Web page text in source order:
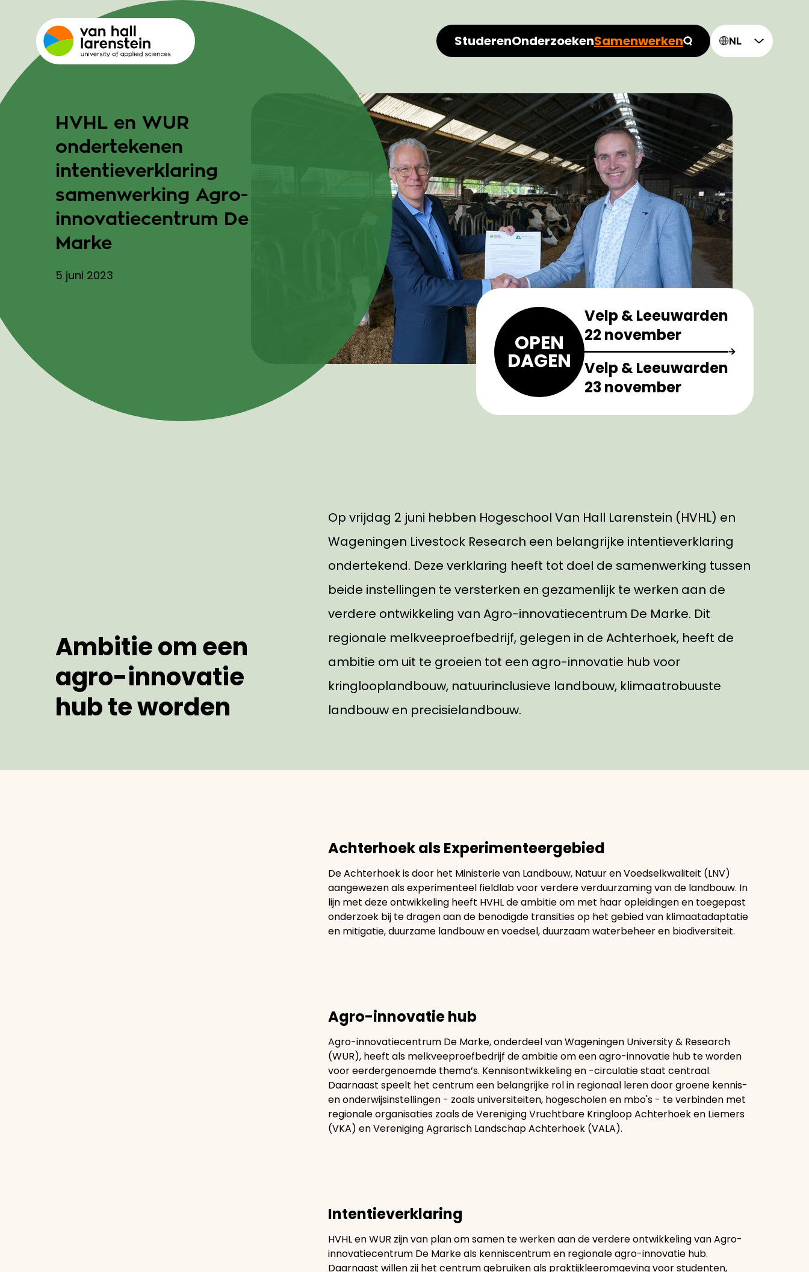
StuderenOnderzoekenSamenwerken NL
HVHL en WUR
ondertekenen
intentieverklaring
samenwerking Agro-
innovatiecentrum De
Marke
5 juni 2023
OPEN
DAGEN
Velp & Leeuwarden
22 november
Velp & Leeuwarden
23 november
Ambitie om een
agro-innovatie
hub te worden
Op vrijdag 2 juni hebben Hogeschool Van Hall Larenstein (HVHL) en
Wageningen Livestock Research een belangrijke intentieverklaring
ondertekend. Deze verklaring heeft tot doel de samenwerking tussen
beide instellingen te versterken en gezamenlijk te werken aan de
verdere ontwikkeling van Agro-innovatiecentrum De Marke. Dit
regionale melkveeproefbedrijf, gelegen in de Achterhoek, heeft de
ambitie om uit te groeien tot een agro-innovatie hub voor
kringlooplandbouw, natuurinclusieve landbouw, klimaatrobuuste
landbouw en precisielandbouw.
Achterhoek als Experimenteergebied
De Achterhoek is door het Ministerie van Landbouw, Natuur en Voedselkwaliteit (LNV)
aangewezen als experimenteel fieldlab voor verdere verduurzaming van de landbouw. In
lijn met deze ontwikkeling heeft HVHL de ambitie om met haar opleidingen en toegepast
onderzoek bij te dragen aan de benodigde transities op het gebied van klimaatadaptatie
en mitigatie, duurzame landbouw en voedsel, duurzaam waterbeheer en biodiversiteit.
Agro-innovatie hub
Agro-innovatiecentrum De Marke, onderdeel van Wageningen University & Research
(WUR), heeft als melkveeproefbedrijf de ambitie om een agro-innovatie hub te worden
voor eerdergenoemde thema’s. Kennisontwikkeling en -circulatie staat centraal.
Daarnaast speelt het centrum een belangrijke rol in regionaal leren door groene kennis-
en onderwijsinstellingen - zoals universiteiten, hogescholen en mbo's - te verbinden met
regionale organisaties zoals de Vereniging Vruchtbare Kringloop Achterhoek en Liemers
(VKA) en Vereniging Agrarisch Landschap Achterhoek (VALA).
Intentieverklaring
HVHL en WUR zijn van plan om samen te werken aan de verdere ontwikkeling van Agro-
innovatiecentrum De Marke als kenniscentrum en regionale agro-innovatie hub.
Daarnaast willen zij het centrum gebruiken als praktijkleeromgeving voor studenten,